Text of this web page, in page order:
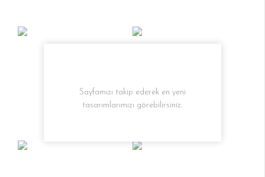
Sayfamızı takip ederek en yeni
tasarımlarımızı görebilirsiniz.